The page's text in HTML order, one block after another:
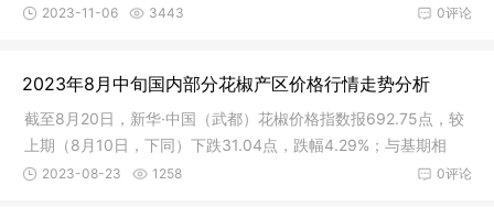
跌317.74点，跌幅31.77%。新华财经北京10月31日电（李夷骞、
与基期相比，下跌317.7
0评论
2023-11-06 3443
2023年8月中旬国内部分花椒产区价格行情走势分析
截至8月20日，新华·中国（武都）花椒价格指数报692.75点，较
上期（8月10日，下同）下跌31.04点，跌幅4.29%；与基期相
比，下跌307.25点，跌幅30.72%。新华财经北京8月22日电（李
0评论
2023-08-23 1258